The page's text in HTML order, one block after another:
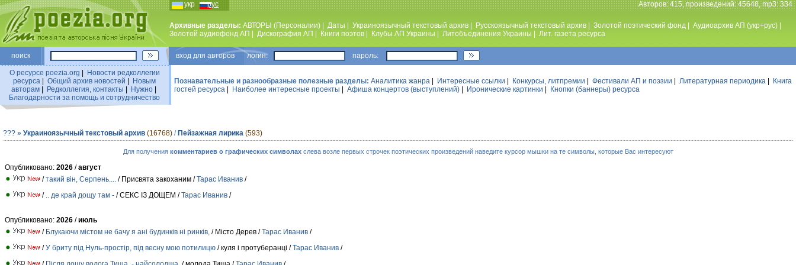
укр рус Авторов: 415, произведений: 45648, mp3: 334
Архивные разделы: АВТОРЫ (Персоналии) Даты Украиноязычный текстовый архив Русскоязычный текстовый архив Золотой поэтический фонд Аудиоархив АП (укр+рус)
Золотой аудиофонд АП
Дискография АП Книги поэтов Клубы АП Украины Литобъединения Украины Лит. газета ресурса
поиск вход для авторов логин: пароль:
О ресурсе poezia.org
Новости редколлегии
ресурса
Общий архив новостей
Новым
авторам| Редколлегия, контакты Нужно|
Благодарности за помощь и сотрудничество
Познавательные и разнообразные полезные разделы: Аналитика жанра Интересные ссылки Конкурсы, литпремии Фестивали АП и поэзии Литературная периодика
Книга
гостей ресурса
Наиболее интересные проекты Афиша концертов (выступлений) Иронические картинки Кнопки (баннеры) ресурса
??? » Украиноязычный текстовый архив (16768) / Пейзажная лирика (593)
Для получения комментариев о графических символахслева возле первых строчек поэтических произведений наведите курсор мышки на те символы, которые Вас интересуют
Опубликовано: 2026 /август
/такий він, Серпень.... / Присвята закоханим /Тарас Иванив /
/
.. де край дощу там - / СЕКС ІЗ ДОЩЕМ /Тарас Иванив /
Опубликовано: 2026 /июль
/ Блукаючи містом не бачу я ані будинків ні ринків, / Місто Дерев /Тарас Иванив /
/У бриту під Нуль-простір, під весну мою потилицю / куля і протуберанці /Тарас Иванив /